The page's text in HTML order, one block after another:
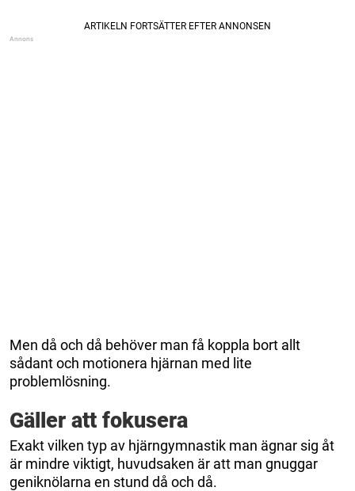
Men då och då behöver man få koppla bort allt
sådant och motionera hjärnan med lite
problemlösning.
Gäller att fokusera
Exakt vilken typ av hjärngymnastik man ägnar sig åt
är mindre viktigt, huvudsaken är att man gnuggar
geniknölarna en stund då och då.